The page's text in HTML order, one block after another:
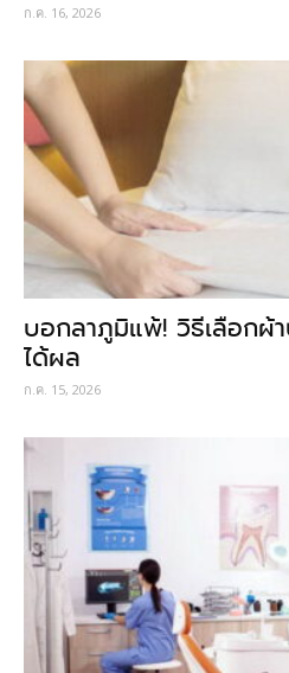
ก.ค. 16, 2026
บอกลาภูมิแพ้! วิธีเลือกผ้
ได้ผล
ก.ค. 15, 2026